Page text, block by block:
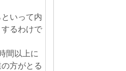
いって内
るわけで
間以上に
方がとる